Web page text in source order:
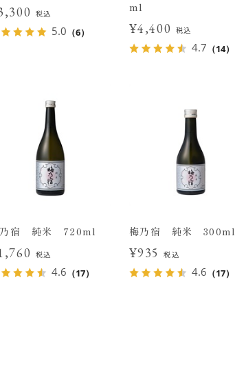
税込
5.0 （6）
ml
¥4,400 税込
4.7 （14）
乃宿 純米 720ml
税込
4.6 （17）
梅乃宿 純米 300ml
¥935 税込
4.6 （17）